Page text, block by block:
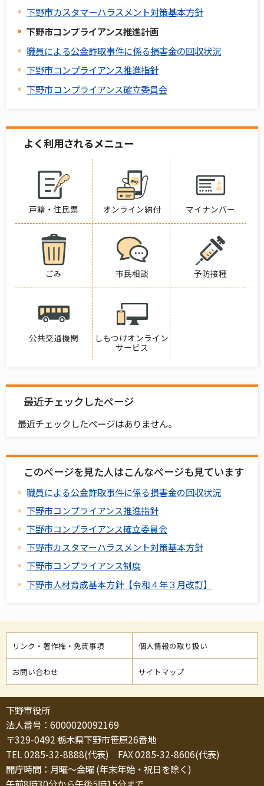
下野市カスタマーハラスメント対策基本方針
下野市コンプライアンス推進計画
職員による公金詐取事件に係る損害金の回収状況
下野市コンプライアンス推進指針
下野市コンプライアンス確立委員会
よく利用されるメニュー
戸籍・住民票 オンライン納付 マイナンバー
ごみ 市民相談 予防接種
公共交通機関
しもつけオンライン
サービス
最近チェックしたページ
最近チェックしたページはありません。
このページを見た人はこんなページも見ています
職員による公金詐取事件に係る損害金の回収状況
下野市コンプライアンス推進指針
下野市コンプライアンス確立委員会
下野市カスタマーハラスメント対策基本方針
下野市コンプライアンス制度
下野市人材育成基本方針【令和４年３月改訂】
リンク・著作権・免責事項 個人情報の取り扱い
お問い合わせ サイトマップ
下野市役所
法人番号：6000020092169
〒329-0492 栃木県下野市笹原26番地
TEL 0285-32-8888(代表) FAX 0285-32-8606(代表)
開庁時間：月曜～金曜 (年末年始・祝日を除く)